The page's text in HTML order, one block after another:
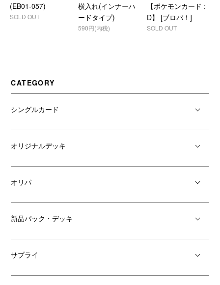
(EB01-057)
SOLD OUT
横入れ(インナーハ
ードタイプ)
590円(内税)
【ポケモンカード :
D】 [ブロパ！]
SOLD OUT
CATEGORY
シングルカード
オリジナルデッキ
オリパ
新品パック・デッキ
サプライ